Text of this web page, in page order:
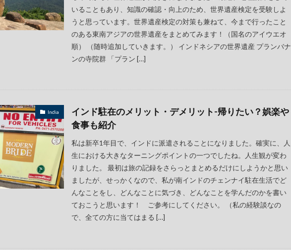
いることもあり、知識の確認・向上のため、世界遺産検定を受験しよ
うと思っています。世界遺産検定の対策も兼ねて、今まで行ったこと
のある東南アジアの世界遺産をまとめてみます！（国名のアイウエオ
順） （随時追加していきます。） インドネシアの世界遺産 プランバナ
ンの寺院群 「プラン […]
India
インド駐在のメリット・デメリット-帰りたい？娯楽や
食事も紹介
私は新卒1年目で、インドに派遣されることになりました。確実に、人
生における大きなターニングポイントの一つでしたね。人生観が変わ
りました。 最初は旅の記録をさらっとまとめるだけにしようかと思い
ましたが、せっかくなので、私が南インドのチェンナイ駐在生活でど
んなことをし、どんなことに気づき、どんなことを学んだのかを書い
ておこうと思います！ ご参考にしてください。 （私の経験談なの
で、全ての方に当てはまる […]